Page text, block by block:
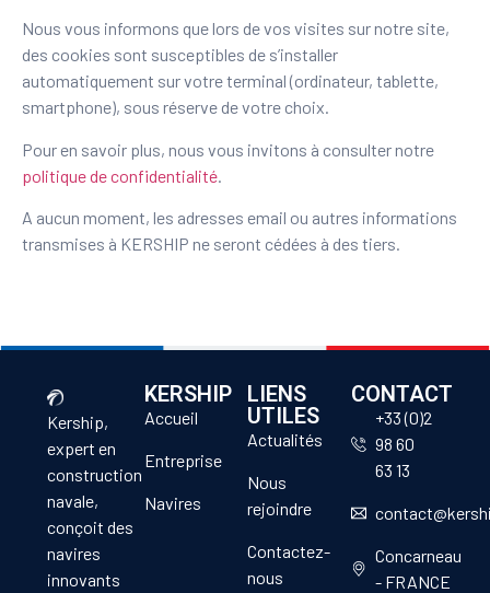
Nous vous informons que lors de vos visites sur notre site,
des cookies sont susceptibles de s’installer
automatiquement sur votre terminal (ordinateur, tablette,
smartphone), sous réserve de votre choix.
Pour en savoir plus, nous vous invitons à consulter notre
politique de confidentialité.
A aucun moment, les adresses email ou autres informations
transmises à KERSHIP ne seront cédées à des tiers.
Kership,
expert en
construction
navale,
conçoit des
navires
innovants
KERSHIP
Accueil
Entreprise
Navires
LIENS
UTILES
Actualités
Nous
rejoindre
Contactez-
nous
CONTACT
+33 (0)2
98 60
63 13
Concarneau
- FRANCE